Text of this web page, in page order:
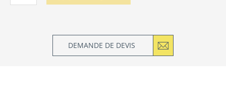
DEMANDE DE DEVIS